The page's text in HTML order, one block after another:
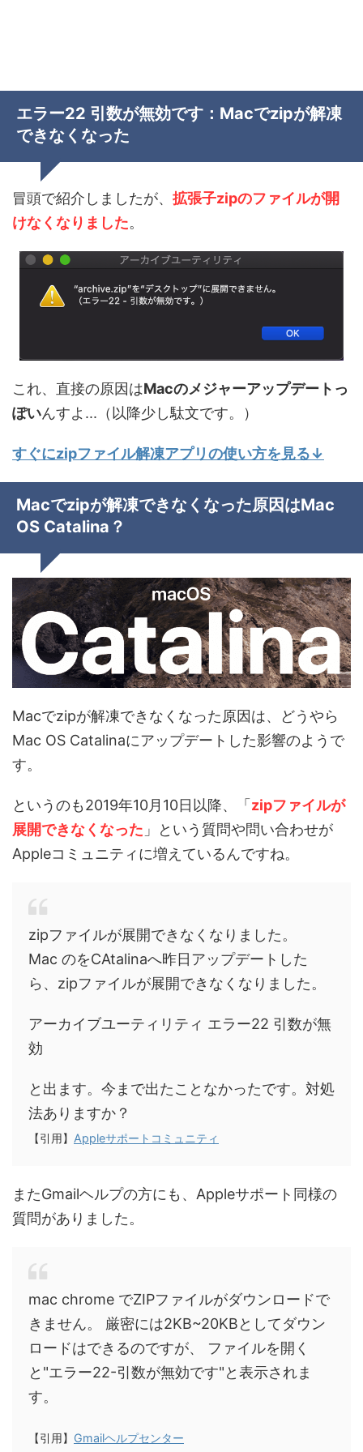
エラー22 引数が無効です：Macでzipが解凍
できなくなった
冒頭で紹介しましたが、 拡張子zipのファイルが開
けなくなりました。
これ、直接の原因はMacのメジャーアップデートっ
ぽいんすよ...（以降少し駄文です。）
すぐにzipファイル解凍アプリの使い方を見る↓
Macでzipが解凍できなくなった原因はMac
OS Catalina？
Macでzipが解凍できなくなった原因は、どうやら
Mac OS Catalinaにアップデートした影響のようで
す。
というのも2019年10月10日以降、「zipファイルが
展開できなくなった 」という質問や問い合わせが
Appleコミュニティに増えているんですね。
zipファイルが展開できなくなりました。
Mac のをCAtalinaへ昨日アップデートした
ら、zipファイルが展開できなくなりました。
アーカイブユーティリティ エラー22 引数が無
効
と出ます。今まで出たことなかったです。対処
法ありますか？
【引用】 Appleサポートコミュニティ
またGmailヘルプの方にも、Appleサポート同様の
質問がありました。
mac chrome でZIPファイルがダウンロードで
きません。 厳密には2KB~20KBとしてダウン
ロードはできるのですが、 ファイルを開く
と"エラー22-引数が無効です"と表示されま
す。
【引用】 Gmailヘルプセンター